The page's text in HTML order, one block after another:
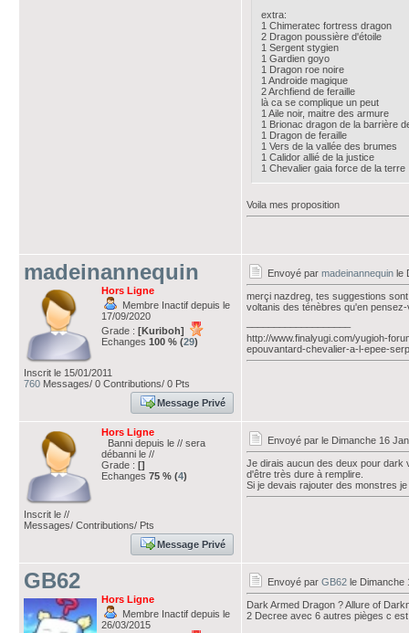
extra:
1 Chimeratec fortress dragon
2 Dragon poussière d'étoile
1 Sergent stygien
1 Gardien goyo
1 Dragon roe noire
1 Androide magique
2 Archfiend de feraille
là ca se complique un peut
1 Aile noir, maitre des armure
1 Brionac dragon de la barrière
1 Dragon de feraille
1 Vers de la vallée des brumes
1 Calidor allié de la justice
1 Chevalier gaia force de la terre
Voila mes proposition
madeinannequin
Hors Ligne
Membre Inactif depuis le
17/09/2020
Grade : [Kuriboh]
Echanges 100 % (29)
Inscrit le 15/01/2011
760 Messages/ 0 Contributions/ 0 Pts
Message Privé
Envoyé par madeinannequin le
merçi nazdreg, tes suggestions
voltanis des ténèbres qu'en
http://www.finalyugi.com/yugioh-
epouvantard-chevalier-a-l-epee-
Hors Ligne
Banni depuis le // sera
débanni le //
Grade : []
Echanges 75 % (4)
Inscrit le //
Messages/ Contributions/ Pts
Message Privé
Envoyé par le Dimanche 16
Je dirais aucun des deux pour dark
d'être très dure à remplire.
Si je devais rajouter des monstres
GB62
Hors Ligne
Membre Inactif depuis le
26/03/2015
Envoyé par GB62 le Dimanche
Dark Armed Dragon ? Allure of
2 Decree avec 6 autres pièges c